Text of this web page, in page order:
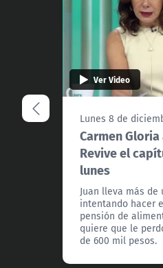
Ver Video
Lunes 8 de
Carmen
Revive el
lunes
Juan lleva más de
intentando hacer
pensión de
quiere que le
de 600 mil pesos.